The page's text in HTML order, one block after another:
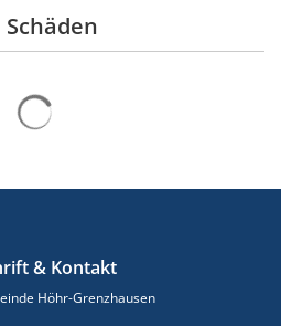
& Kontakt
Höhr-Grenzhausen